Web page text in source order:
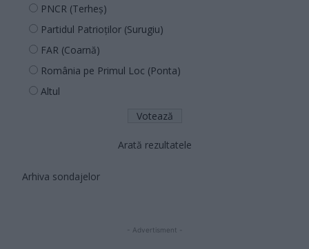
PNCR (Terheș)
Partidul Patrioților (Surugiu)
FAR (Coarnă)
România pe Primul Loc (Ponta)
Altul
Arată rezultatele
Arhiva sondajelor
- Advertisment -